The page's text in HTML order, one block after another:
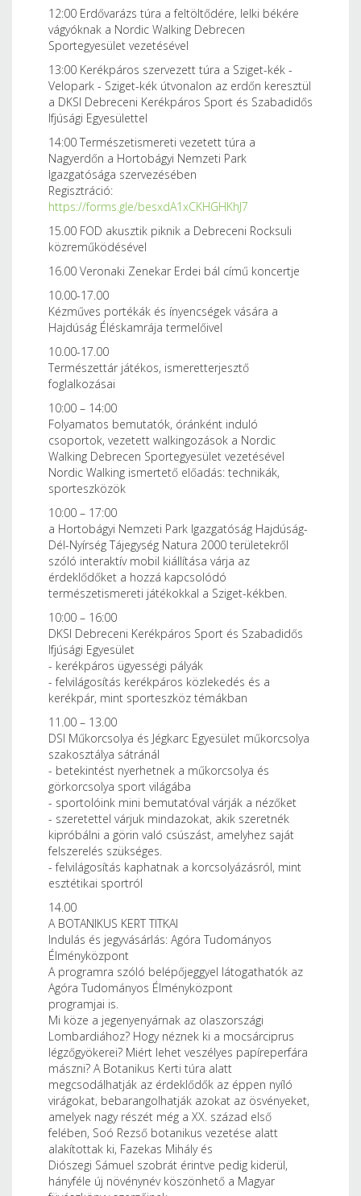
12:00 Erdővarázs túra a feltöltődére, lelki békére
vágyóknak a Nordic Walking Debrecen
Sportegyesület vezetésével
13:00 Kerékpáros szervezett túra a Sziget-kék -
Velopark - Sziget-kék útvonalon az erdőn keresztül
a DKSI Debreceni Kerékpáros Sport és Szabadidős
Ifjúsági Egyesülettel
14:00 Természetismereti vezetett túra a
Nagyerdőn a Hortobágyi Nemzeti Park
Igazgatósága szervezésében
Regisztráció:
https://forms.gle/besxdA1xCKHGHKhJ7
15.00 FOD akusztik piknik a Debreceni Rocksuli
közreműködésével
16.00 Veronaki Zenekar Erdei bál című koncertje
10.00-17.00
Kézműves portékák és ínyencségek vására a
Hajdúság Éléskamrája termelőivel
10.00-17.00
Természettár játékos, ismeretterjesztő
foglalkozásai
10:00 – 14:00
Folyamatos bemutatók, óránként induló
csoportok, vezetett walkingozások a Nordic
Walking Debrecen Sportegyesület vezetésével
Nordic Walking ismertető előadás: technikák,
sporteszközök
10:00 – 17:00
a Hortobágyi Nemzeti Park Igazgatóság Hajdúság-
Dél-Nyírség Tájegység Natura 2000 területekről
szóló interaktív mobil kiállítása várja az
érdeklődőket a hozzá kapcsolódó
természetismereti játékokkal a Sziget-kékben.
10:00 – 16:00
DKSI Debreceni Kerékpáros Sport és Szabadidős
Ifjúsági Egyesület
- kerékpáros ügyességi pályák
- felvilágosítás kerékpáros közlekedés és a
kerékpár, mint sporteszköz témákban
11.00 – 13.00
DSI Műkorcsolya és Jégkarc Egyesület műkorcsolya
szakosztálya sátránál
- betekintést nyerhetnek a műkorcsolya és
görkorcsolya sport világába
- sportolóink mini bemutatóval várják a nézőket
- szeretettel várjuk mindazokat, akik szeretnék
kipróbálni a görin való csúszást, amelyhez saját
felszerelés szükséges.
- felvilágosítás kaphatnak a korcsolyázásról, mint
esztétikai sportról
14.00
A BOTANIKUS KERT TITKAI
Indulás és jegyvásárlás: Agóra Tudományos
Élményközpont
A programra szóló belépőjeggyel látogathatók az
Agóra Tudományos Élményközpont
programjai is.
Mi köze a jegenyenyárnak az olaszországi
Lombardiához? Hogy néznek ki a mocsárciprus
légzőgyökerei? Miért lehet veszélyes papíreperfára
mászni? A Botanikus Kerti túra alatt
megcsodálhatják az érdeklődők az éppen nyíló
virágokat, bebarangolhatják azokat az ösvényeket,
amelyek nagy részét még a XX. század első
felében, Soó Rezső botanikus vezetése alatt
alakítottak ki, Fazekas Mihály és
Diószegi Sámuel szobrát érintve pedig kiderül,
hányféle új növénynév köszönhető a Magyar